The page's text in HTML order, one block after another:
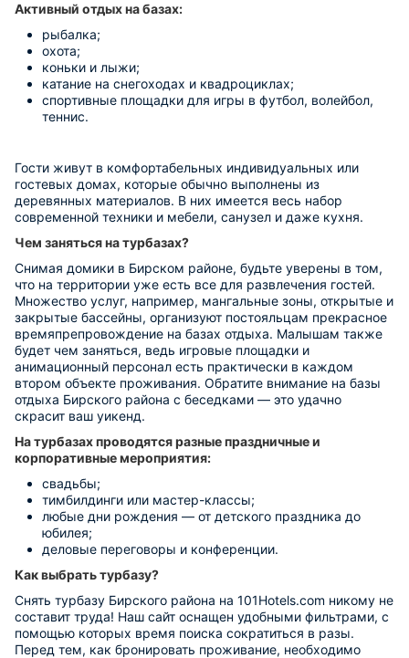
Активный отдых на базах:
рыбалка;
охота;
коньки и лыжи;
катание на снегоходах и квадроциклах;
спортивные площадки для игры в футбол, волейбол,
теннис.
Гости живут в комфортабельных индивидуальных или
гостевых домах, которые обычно выполнены из
деревянных материалов. В них имеется весь набор
современной техники и мебели, санузел и даже кухня.
Чем заняться на турбазах?
Снимая домики в Бирском районе, будьте уверены в том,
что на территории уже есть все для развлечения гостей.
Множество услуг, например, мангальные зоны, открытые и
закрытые бассейны, организуют постояльцам прекрасное
времяпрепровождение на базах отдыха. Малышам также
будет чем заняться, ведь игровые площадки и
анимационный персонал есть практически в каждом
втором объекте проживания. Обратите внимание на базы
отдыха Бирского района с беседками — это удачно
скрасит ваш уикенд.
На турбазах проводятся разные праздничные и
корпоративные мероприятия:
свадьбы;
тимбилдинги или мастер-классы;
любые дни рождения — от детского праздника до
юбилея;
деловые переговоры и конференции.
Как выбрать турбазу?
Снять турбазу Бирского района на 101Hotels.com никому не
составит труда! Наш сайт оснащен удобными фильтрами, с
помощью которых время поиска сократиться в разы.
Перед тем, как бронировать проживание, необходимо